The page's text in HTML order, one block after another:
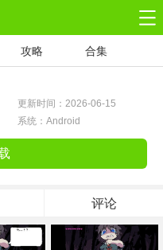
攻略 合集
更新时间：2026-06-15
系统：Android
评论